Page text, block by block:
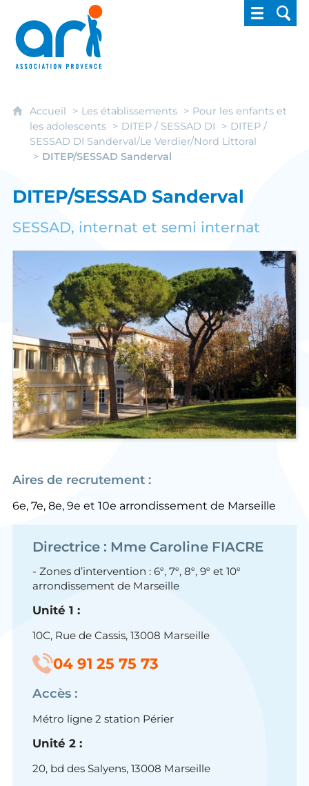
ARI - Association régionale pour
Accueil Les établissements
Pour les enfants et
les adolescents
DITEP / SESSAD DI
DITEP /
SESSAD DI Sanderval/Le Verdier/Nord Littoral
DITEP/SESSAD Sanderval
DITEP/SESSAD Sanderval
SESSAD, internat et semi internat
Aires de recrutement :
6e, 7e, 8e, 9e et 10e arrondissement de Marseille
Directrice : Mme Caroline FIACRE
- Zones d’intervention : 6e, 7e, 8e, 9e et 10e
arrondissement de Marseille
Unité 1 :
10C, Rue de Cassis, 13008 Marseille
04 91 25 75 73
Accès :
Métro ligne 2 station Périer
Unité 2 :
20, bd des Salyens, 13008 Marseille